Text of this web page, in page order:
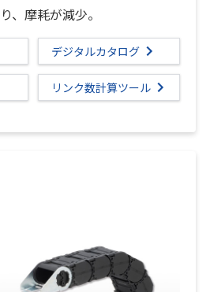
、摩耗が減少。
デジタルカタログ
リンク数計算ツール